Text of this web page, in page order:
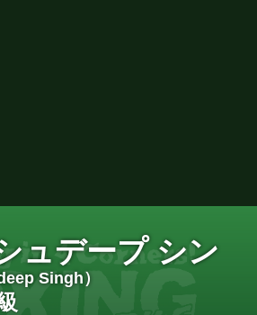
ュデープ シン
Singh）